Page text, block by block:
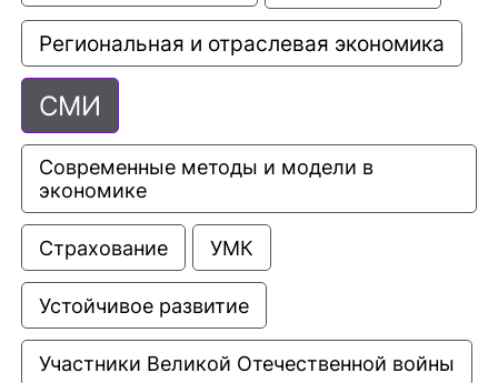
Региональная и отраслевая экономика
СМИ
Современные методы и модели в
экономике
Страхование УМК
Устойчивое развитие
Участники Великой Отечественной войны